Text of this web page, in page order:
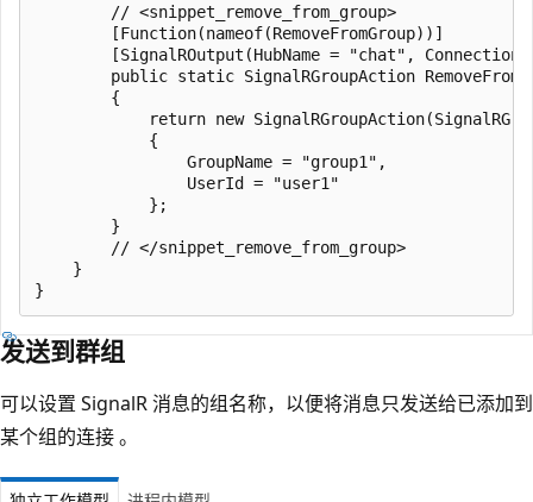
        // <snippet_remove_from_group>
        [Function(nameof(RemoveFromGroup))]
[SignalROutput(HubName = "chat",
public static SignalRGroupAction
        {
return new
            {
                GroupName = "group1",
                UserId = "user1"
            };
        }
        // </snippet_remove_from_group>
    }
发送到群组
可以设置 SignalR 消息的组名称，以便将消息只发送给已添加到
某个组的连接 。